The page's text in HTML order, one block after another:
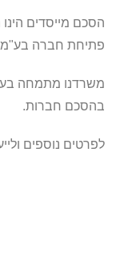
הסכם מייסדים
פתיחת חברה
משרדנו מתמחה
בהסכם חברות.
לפרטים נוספים